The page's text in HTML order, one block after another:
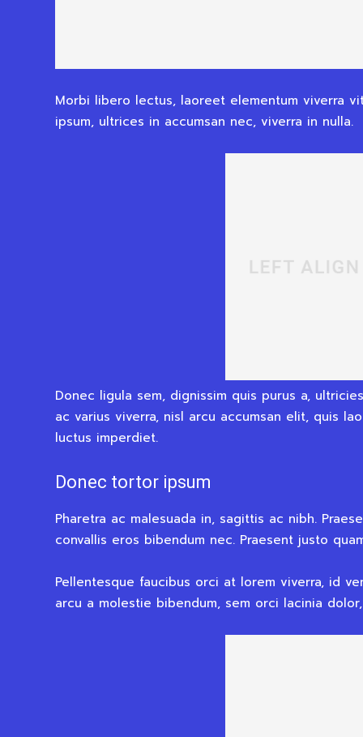
Morbi libero lectus, laoreet elementum viverra
ipsum, ultrices in accumsan nec, viverra in nulla.
Donec ligula sem, dignissim quis purus a,
ac varius viverra, nisl arcu accumsan elit, quis
luctus imperdiet.
Donec tortor ipsum
Pharetra ac malesuada in, sagittis ac nibh.
convallis eros bibendum nec. Praesent justo
Pellentesque faucibus orci at lorem viverra, id
arcu a molestie bibendum, sem orci lacinia